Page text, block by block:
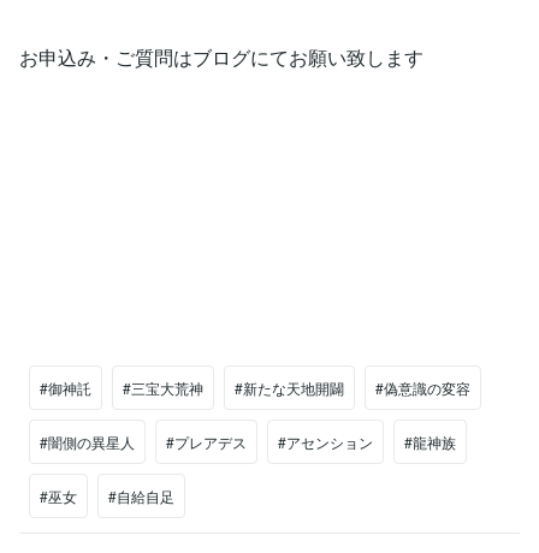
お申込み・ご質問はブログにてお願い致します
#御神託 #三宝大荒神 #新たな天地開闢 #偽意識の変容
#闇側の異星人 #プレアデス #アセンション #龍神族
#巫女 #自給自足